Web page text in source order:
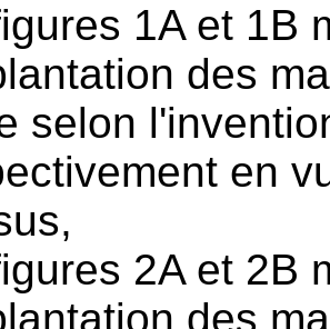
1A et 1B
des
selon
en
2A et 2B
des